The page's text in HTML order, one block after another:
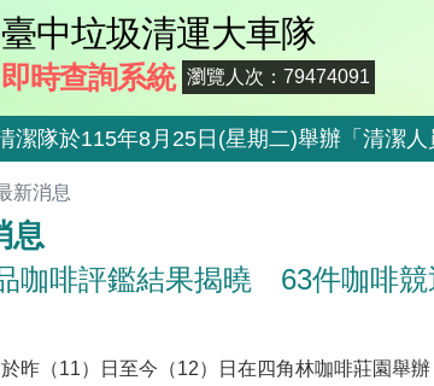
臺中垃圾清運大車隊
即時查詢系統 瀏覽人次：79474091
潔隊於115年8月25日(星期二)舉辦「清潔
潔隊於115年8月25日(星期二)舉辦「清潔
潔隊於115年8月11日(星期二)舉辦「清潔
潔隊於115年8月18日(星期二)舉辦「清潔
清潔隊於115年8月18日(星期二)舉辦「清潔
潔隊於115年8月18日(星期二)舉辦「清潔
新消息
息
咖啡評鑑結果揭曉 63件咖啡競
昨（11）日至今（12）日在四角林咖啡莊園舉